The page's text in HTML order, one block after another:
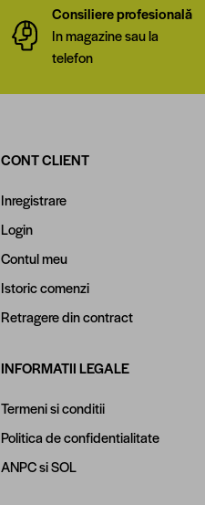
Consiliere profesională
In magazine sau la
telefon
CONT CLIENT
Inregistrare
Login
Contul meu
Istoric comenzi
Retragere din contract
INFORMATII LEGALE
Termeni si conditii
Politica de confidentialitate
ANPCsiSOL